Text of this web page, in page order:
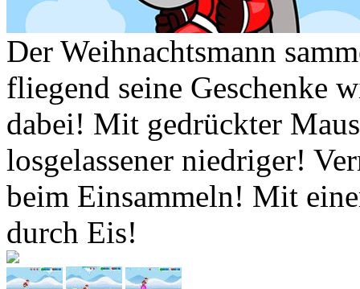
Der Weihnachtsmann
fliegend seine Geschenke
dabei! Mit gedrückter
losgelassener niedriger!
beim Einsammeln! Mit
durch Eis!